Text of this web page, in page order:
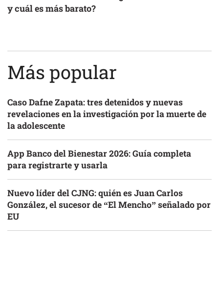
y cuál es más barato?
Más popular
Caso Dafne Zapata: tres detenidos y nuevas
revelaciones en la investigación por la muerte de
la adolescente
App Banco del Bienestar 2026: Guía completa
para registrarte y usarla
Nuevo líder del CJNG: quién es Juan Carlos
González, el sucesor de “El Mencho” señalado por
EU